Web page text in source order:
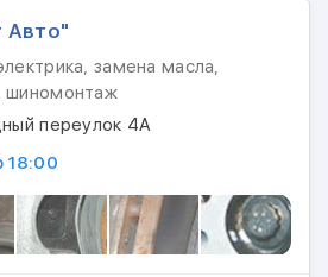
Авто"
замена масла,
шиномонтаж
переулок 4А
18:00